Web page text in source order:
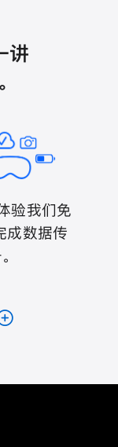
讲
验我们免
成数据传